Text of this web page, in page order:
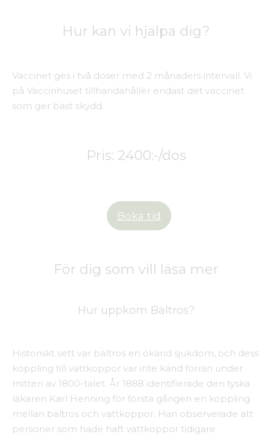
Hur kan vi hjälpa dig?
Vaccinet ges i två doser med 2 månaders intervall. Vi
på Vaccinhuset tillhandahåller endast det vaccinet
som ger bäst skydd.
Pris: 2400:-/dos
Boka tid
För dig som vill läsa mer
Hur uppkom Bältros?
Historiskt sett var bältros en okänd sjukdom, och dess
koppling till vattkoppor var inte känd förrän under
mitten av 1800-talet. År 1888 identifierade den tyska
läkaren Karl Henning för första gången en koppling
mellan bältros och vattkoppor. Han observerade att
personer som hade haft vattkoppor tidigare